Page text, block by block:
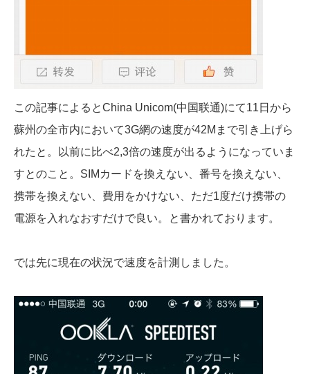
この記事によるとChina Unicom(中国联通)にて11日から
蘇州の全市内において3G網の速度が42Mまで引き上げら
れたと。以前に比べ2,3倍の速度が出るようになっていま
すとのこと。SIMカードを換えない、番号を換えない、
携帯を換えない、費用をかけない、ただ1度だけ携帯の
電源を入れなおすだけで良い。と書かれております。
では先に現在の状況で速度を計測しました。